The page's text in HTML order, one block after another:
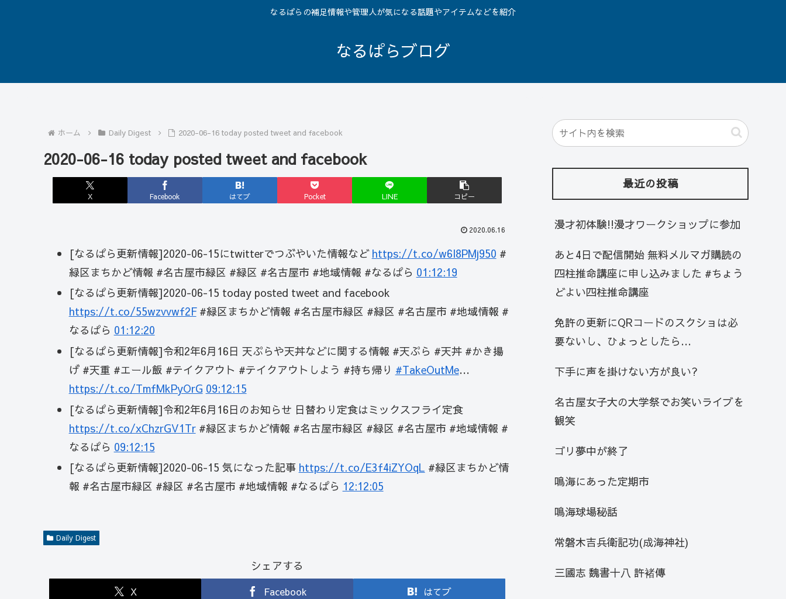
なるぱらの補足情報や管理人が気になる話題やアイテムなどを紹介
なるぱらブログ
ホーム Daily Digest 2020-06-16 today posted tweet and facebook
2020-06-16 today posted tweet and facebook
X Facebook はてブ Pocket LINE コピー
2020.06.16
[なるぱら更新情報]2020-06-15にtwitterでつぶやいた情報など https://t.co/w6l8PMj950 #
緑区まちかど情報 #名古屋市緑区 #緑区 #名古屋市 #地域情報 #なるぱら 01:12:19
[なるぱら更新情報]2020-06-15 today posted tweet and facebook
https://t.co/55wzvvwf2F#緑区まちかど情報 #名古屋市緑区 #緑区 #名古屋市 #地域情報 #
なるぱら 01:12:20
[なるぱら更新情報]令和2年6月16日 天ぷらや天丼などに関する情報 #天ぷら #天丼 #かき揚
げ #天重 #エール飯 #テイクアウト #テイクアウトしよう #持ち帰り #TakeOutMe…
https://t.co/TmfMkPyOrG 09:12:15
[なるぱら更新情報]令和2年6月16日のお知らせ 日替わり定食はミックスフライ定食
https://t.co/xChzrGV1Tr#緑区まちかど情報 #名古屋市緑区 #緑区 #名古屋市 #地域情報 #
なるぱら 09:12:15
[なるぱら更新情報]2020-06-15 気になった記事 https://t.co/E3f4iZYOqL #緑区まちかど情
報 #名古屋市緑区 #緑区 #名古屋市 #地域情報 #なるぱら 12:12:05
Daily Digest
シェアする
X Facebook はてブ
最近の投稿
漫才初体験!!漫才ワークショップに参加
あと4日で配信開始 無料メルマガ購読の
四柱推命講座に申し込みました #ちょう
どよい四柱推命講座
免許の更新にQRコードのスクショは必
要ないし、ひょっとしたら…
下手に声を掛けない方が良い?
名古屋女子大の大学祭でお笑いライブを
観笑
ゴリ夢中が終了
鳴海にあった定期市
鳴海球場秘話
常磐木吉兵衛記功(成海神社)
三國志 魏書十八 許褚傳